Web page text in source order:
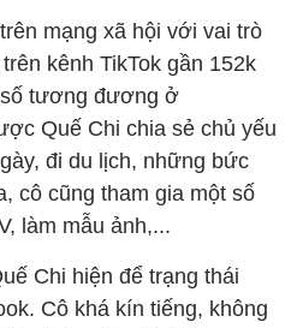
mạng xã hội với vai trò
kênh TikTok gần 152k
tương đương ở
Quế Chi chia sẻ chủ yếu
đi du lịch, những bức
cô cũng tham gia một số
làm mẫu ảnh,...
Chi hiện để trạng thái
Cô khá kín tiếng, không